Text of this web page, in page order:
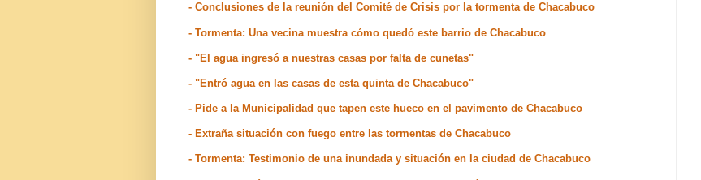
- Conclusiones de la reunión del Comité de Crisis por la tormenta de Chacabuco
- Tormenta: Una vecina muestra cómo quedó este barrio de Chacabuco
- "El agua ingresó a nuestras casas por falta de cunetas"
- "Entró agua en las casas de esta quinta de Chacabuco"
- Pide a la Municipalidad que tapen este hueco en el pavimento de Chacabuco
- Extraña situación con fuego entre las tormentas de Chacabuco
- Tormenta: Testimonio de una inundada y situación en la ciudad de Chacabuco